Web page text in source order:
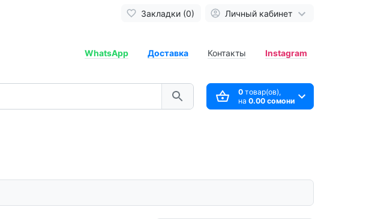
Закладки (0) Личный кабинет
WhatsApp Доставка Контакты Instagram
0товар(ов),
на 0.00 сомони